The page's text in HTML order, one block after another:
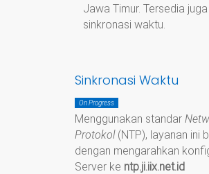
Jawa Timur. Tersedia
sinkronasi waktu.
Sinkronasi Waktu
On Progress
Menggunakan standar
Protokol(NTP), layanan ini
dengan mengarahkan
Server ke ntp.ji.iix.net.id